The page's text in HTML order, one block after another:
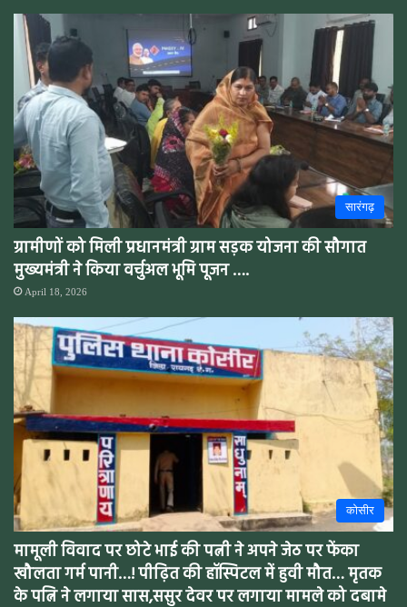
सारंगढ़
ग्रामीणों को मिली प्रधानमंत्री ग्राम सड़क योजना की सौगात
मुख्यमंत्री ने किया वर्चुअल भूमि पूजन ….
April 18, 2026
कोसीर
मामूली विवाद पर छोटे भाई की पत्नी ने अपने जेठ पर फेंका
खौलता गर्म पानी…! पीढ़ित की हॉस्पिटल में हुवी मौत… मृतक
के पत्नि ने लगाया सास,ससुर देवर पर लगाया मामले को दबामे